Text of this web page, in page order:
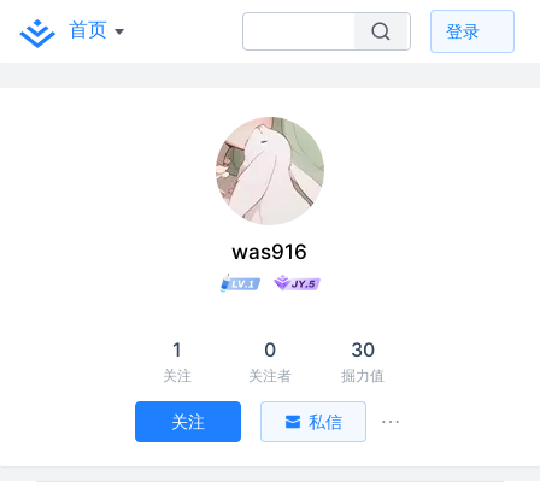
首页 登录
was916
1
关注
0
关注者
30
掘力值
关注 私信